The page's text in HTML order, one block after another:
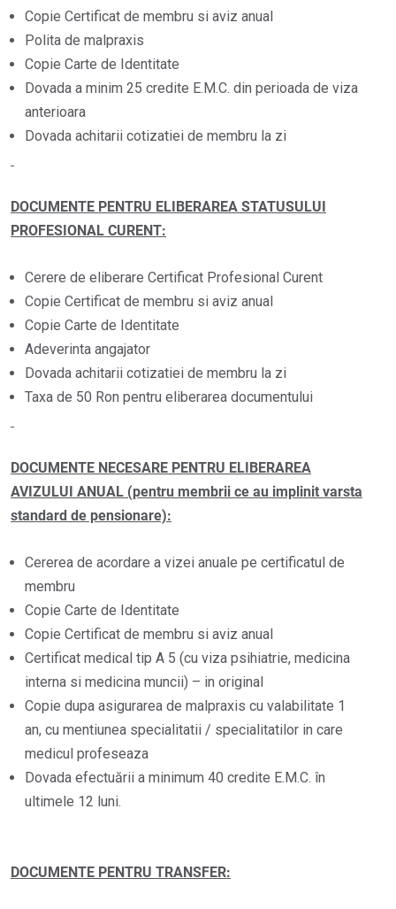
Copie Certificat de membru si aviz anual
Polita de malpraxis
Copie Carte de Identitate
Dovada a minim 25 credite E.M.C. din perioada de viza
anterioara
Dovada achitarii cotizatiei de membru la zi
DOCUMENTE PENTRU ELIBERAREA STATUSULUI
PROFESIONAL CURENT:
Cerere de eliberare Certificat Profesional Curent
Copie Certificat de membru si aviz anual
Copie Carte de Identitate
Adeverinta angajator
Dovada achitarii cotizatiei de membru la zi
Taxa de 50 Ron pentru eliberarea documentului
DOCUMENTE NECESARE PENTRU ELIBERAREA
AVIZULUI ANUAL (pentru membrii ce au implinit varsta
standard de pensionare):
Cererea de acordare a vizei anuale pe certificatul de
membru
Copie Carte de Identitate
Copie Certificat de membru si aviz anual
Certificat medical tip A 5 (cu viza psihiatrie, medicina
interna si medicina muncii) – in original
Copie dupa asigurarea de malpraxis cu valabilitate 1
an, cu mentiunea specialitatii / specialitatilor in care
medicul profeseaza
Dovada efectuării a minimum 40 credite E.M.C. în
ultimele 12 luni.
DOCUMENTE PENTRU TRANSFER: